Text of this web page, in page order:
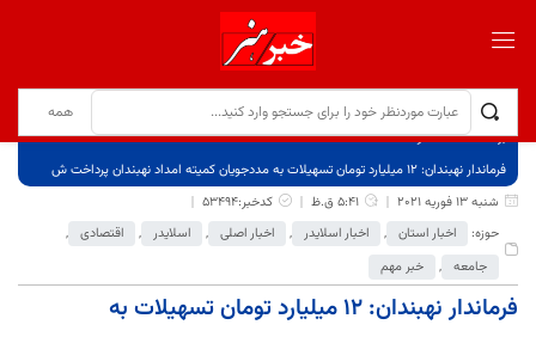
برگ نخست
نوشته‌ها
فرماندار نهبندان: ۱۲ میلیارد تومان تسهیلات به مددجویان کمیته امداد نهبندان پرداخت ش
شنبه 13 فوریه 2021
5:41 ق.ظ
کدخبر:53494
حوزه:
اخبار استان , اخبار اسلایدر , اخبار اصلی , اسلایدر , اقتصادی ,
جامعه , خبر مهم
فرماندار نهبندان: ۱۲ میلیارد تومان تسهیلات به